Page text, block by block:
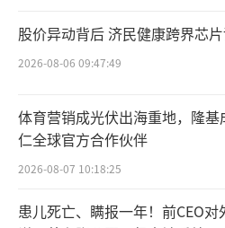
它和“百亿补贴”一
用户心智的产品设计。
但拼多多的规则过
商户抵制。双方最直接的
年3月，中小商家们以消
款”。但这没有影响拼
股价异动背后 济民健康跨界芯
2026-08-06 09:47:49
体育营销成光伏出海重地，隆基
仁全球官方合作伙伴
2026-08-07 10:18:25
患儿死亡、瞒报一年！前CEO对